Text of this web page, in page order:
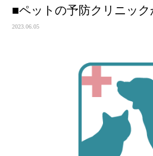
■ペットの予防クリニッ
2023.06.05